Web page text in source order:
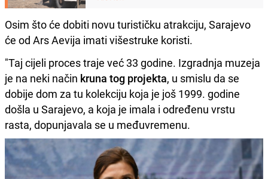
Osim što će dobiti novu turističku atrakciju, Sarajevo
će od Ars Aevija imati višestruke koristi.
"Taj cijeli proces traje već 33 godine. Izgradnja muzeja
je na neki način kruna tog projekta, u smislu da se
dobije dom za tu kolekciju koja je još 1999. godine
došla u Sarajevo, a koja je imala i određenu vrstu
rasta, dopunjavala se u međuvremenu.